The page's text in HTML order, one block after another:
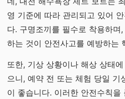
영 기준에 따라 관리되고 있어
다. 구명조끼를 필수로 착용하며
하는 것이 안전사고를 예방하는
또한, 기상 상황이나 해상 상태
으니, 예약 전 또는 체험 당일 기
이 좋습니다. 이러한 안전수칙을